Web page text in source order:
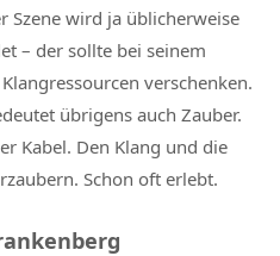
Szene wird ja üblicherweise
– der sollte bei seinem
verschenken.
übrigens auch Zauber.
Kabel. Den Klang und die
Schon oft erlebt.